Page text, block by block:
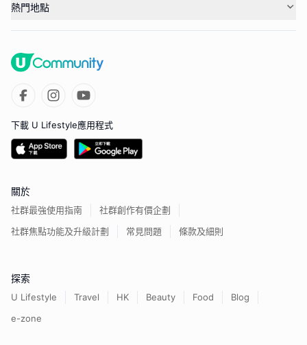
熱門地點
下載 U Lifestyle應用程式
關於
社群最強使用指南
社群創作有價企劃
社群焦點功能及升級計劃
常見問題 條款及細則
探索
U Lifestyle Travel HK Beauty Food
Blog
e-zone